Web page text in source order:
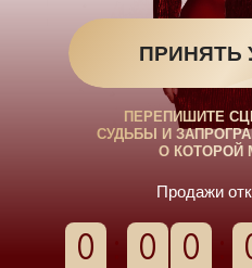
Продажи
ПЕРЕПИШИТЕ
СУДЬБЫ И
О КОТОРОЙ
ПРИНЯТЬ
0 0 0